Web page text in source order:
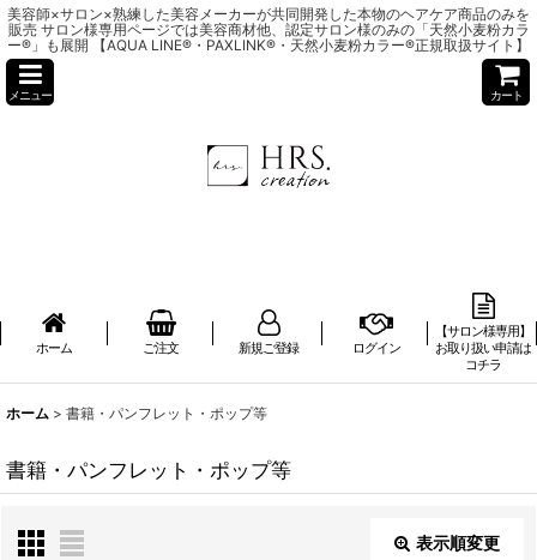
美容師×サロン×熟練した美容メーカーが共同開発した本物のヘアケア商品のみを
販売 サロン様専用ページでは美容商材他、認定サロン様のみの「天然小麦粉カラ
ー®」も展開 【AQUA LINE®・PAXLINK®・天然小麦粉カラー®正規取扱サイト】
メニュー カート
ホーム ご注文 新規ご登録 ログイン
【サロン様専用】
お取り扱い申請は
コチラ
ホーム > 書籍・パンフレット・ポップ等
書籍・パンフレット・ポップ等
表示順変更